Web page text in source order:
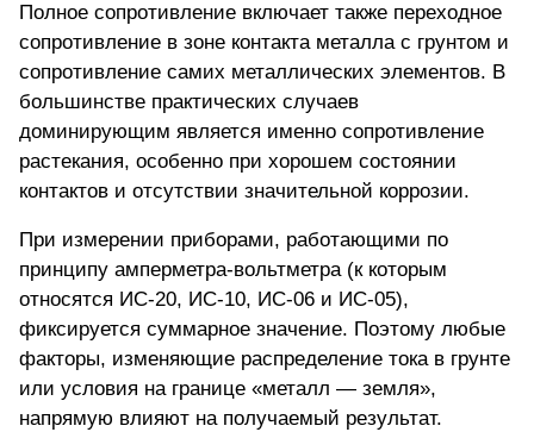
Полное сопротивление включает также переходное
сопротивление в зоне контакта металла с грунтом и
сопротивление самих металлических элементов. В
большинстве практических случаев
доминирующим является именно сопротивление
растекания, особенно при хорошем состоянии
контактов и отсутствии значительной коррозии.
При измерении приборами, работающими по
принципу амперметра-вольтметра(к которым
относятся ИС-20, ИС-10, ИС-06 и ИС-05),
фиксируется суммарное значение. Поэтому любые
факторы, изменяющие распределение тока в грунте
или условия на границе «металл — земля»,
напрямую влияют на получаемый результат.